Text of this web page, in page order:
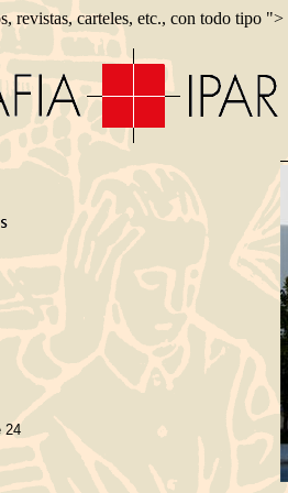
revistas, carteles, etc., con todo tipo ">
24